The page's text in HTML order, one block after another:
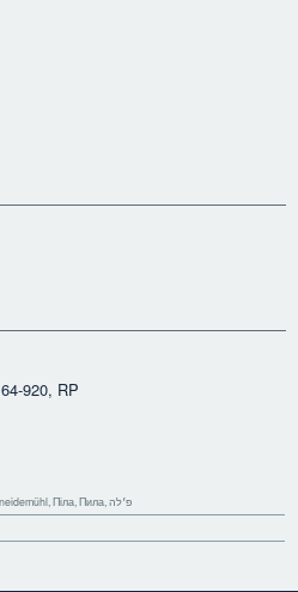
920, RP
Piła, Půła, Schneidemühl, Піла, Пила, פ׳לה